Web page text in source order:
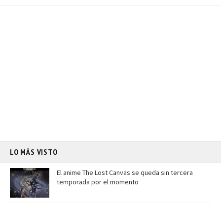
LO MÁS VISTO
El anime The Lost Canvas se queda sin tercera
temporada por el momento